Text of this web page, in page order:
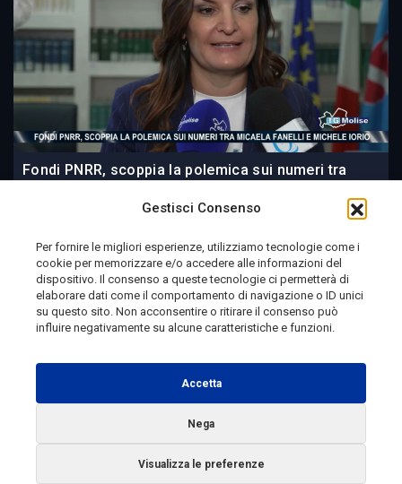
Gestisci Consenso
Per fornire le migliori esperienze, utilizziamo tecnologie come i
cookie per memorizzare e/o accedere alle informazioni del
dispositivo. Il consenso a queste tecnologie ci permetterà di
elaborare dati come il comportamento di navigazione o ID unici
su questo sito. Non acconsentire o ritirare il consenso può
influire negativamente su alcune caratteristiche e funzioni.
Accetta
Nega
Visualizza le preferenze
Fondi PNRR, scoppia la polemica sui numeri tra
21 ore fa
Telemolise - reg. Tribunale di Campobasso n. 133 del
10/08/1982 - Direttore Responsabile:MANUELA
Testata Giornalistica Sportiva: reg. Tribunale Di
Campobasso n. 224 del 4/5/1996 - Direttore Responsabile:
ANTONIO DI LALLO